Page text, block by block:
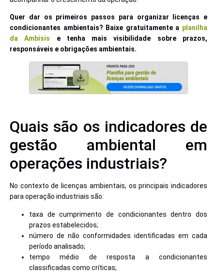
Quer dar os primeiros passos para organizar licenças e
condicionantes ambientais? Baixe gratuitamente a planilha
da Ambisis e tenha mais visibilidade sobre prazos,
responsáveis e obrigações ambientais.
Quais são os indicadores de
gestão ambiental em
operações industriais?
No contexto de licenças ambientais, os principais indicadores
para operação industriais são:
taxa de cumprimento de condicionantes dentro dos
prazos estabelecidos;
número de não conformidades identificadas em cada
período analisado;
tempo médio de resposta a condicionantes
classificadas como críticas;